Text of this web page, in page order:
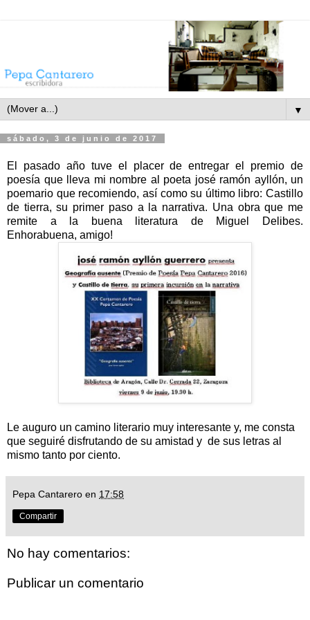
▼
sábado, 3 de junio de 2017
El pasado año tuve el placer de entregar el premio de
poesía que lleva mi nombre al poeta josé ramón ayllón, un
poemario que recomiendo, así como su último libro: Castillo
de tierra, su primer paso a la narrativa. Una obra que me
remite a la buena literatura de Miguel Delibes.
Enhorabuena, amigo!
Le auguro un camino literario muy interesante y, me consta
que seguiré disfrutando de su amistad y de sus letras al
mismo tanto por ciento.
Pepa Cantarero en 17:58
Compartir
No hay comentarios:
Publicar un comentario